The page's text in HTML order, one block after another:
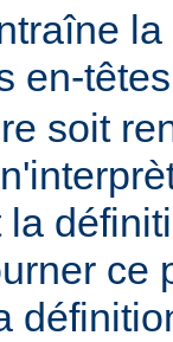
en-
soit
ce